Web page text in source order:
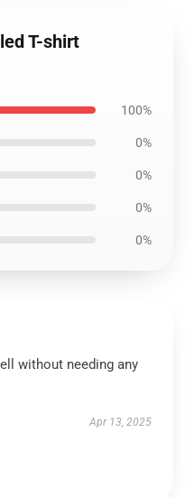
T-shirt
100%
0%
0%
0%
0%
without needing any
Apr 13, 2025